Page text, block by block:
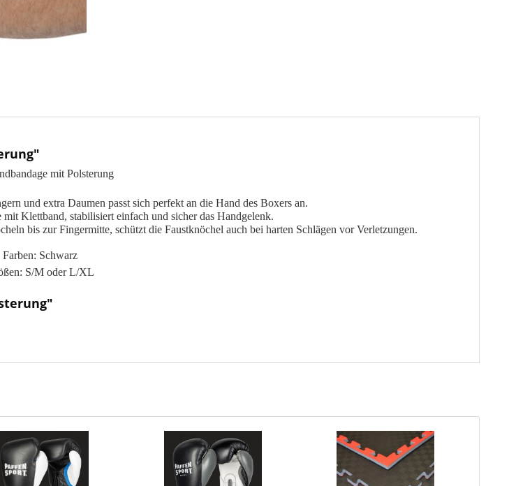
mit Polsterung
und extra Daumen passt sich perfekt an die Hand des Boxers an.
Klettband, stabilisiert einfach und sicher das Handgelenk.
bis zur Fingermitte, schützt die Faustknöchel auch bei harten Schlägen vor Verletzungen.
Farben: Schwarz
S/M oder L/XL